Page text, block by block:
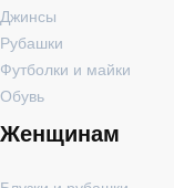
Джинсы
Рубашки
Футболки и майки
Обувь
Женщинам